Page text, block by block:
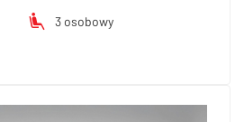
3 osobowy